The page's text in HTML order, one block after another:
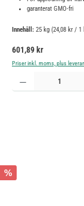
garanterat GMO-fri
Innehåll: 25 kg (24,08 kr / 1
Ordinarie pris:
601,89 kr
Priser inkl. moms, plus
Produktkvantitet: Ange
%